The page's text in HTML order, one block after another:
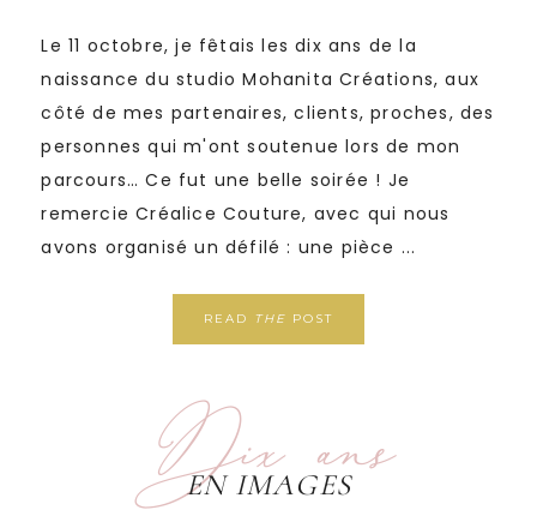
Le 11 octobre, je fêtais les dix ans de la
naissance du studio Mohanita Créations, aux
côté de mes partenaires, clients, proches, des
personnes qui m'ont soutenue lors de mon
parcours… Ce fut une belle soirée ! Je
remercie Créalice Couture, avec qui nous
avons organisé un défilé : une pièce ...
READ THE POST
Dix ans
EN IMAGES